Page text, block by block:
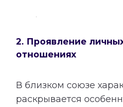
2. Проявление
отношениях
В близком союзе
раскрывается